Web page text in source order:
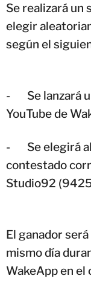
Se realizará un
elegir
según el
- Se lanzará
YouTube de
- Se elegirá
contestado
Studio92
El ganador
mismo día
WakeApp en el